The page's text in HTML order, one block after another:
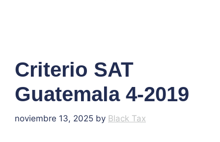
Criterio SAT
Guatemala 4-2019
noviembre 13, 2025 by Black Tax